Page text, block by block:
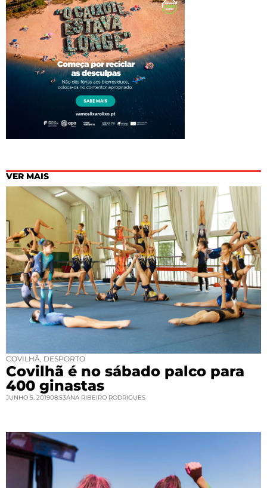
VER MAIS
COVILHÃ, DESPORTO
Covilhã é no sábado palco para
400 ginastas
JUNHO 5, 201908:53ANA RIBEIRO RODRIGUES